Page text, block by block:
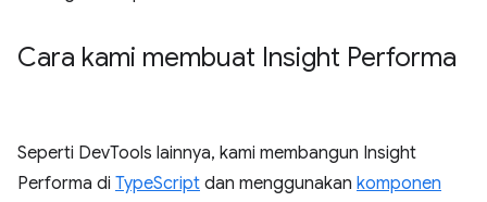
Cara kami membuat Insight Performa
Seperti DevTools lainnya, kami membangun Insight
Performa di TypeScript dan menggunakan komponen